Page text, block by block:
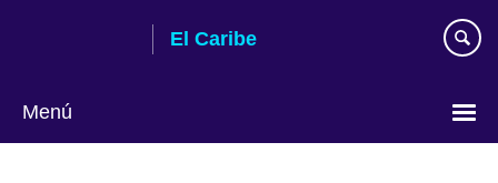
El Caribe
Menú